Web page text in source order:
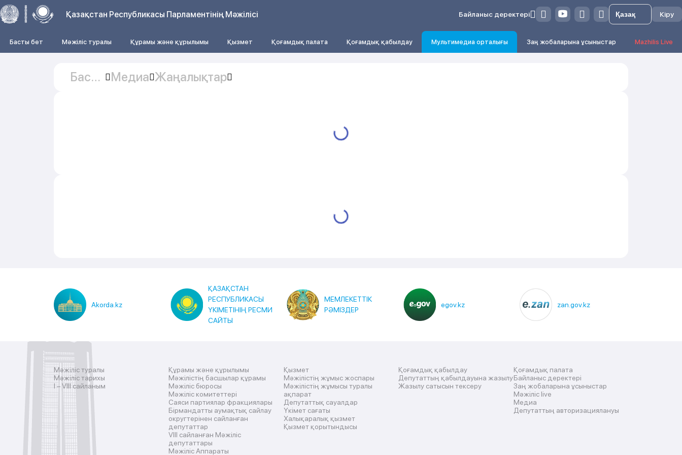
Қазақстан Республикасы Парламентінің Мәжілісі Байланыс деректері Кіру
Басты бет Мәжіліс туралы Құрамы және құрылымы Қызмет Қоғамдық палата Қоғамдық қабылдау Мультимедиа орталығы Заң жобаларына ұсыныстар Mazhilis Live
Басты
Медиа Жаңалықтар
Akorda.kz
ҚАЗАҚСТАН
РЕСПУБЛИКАСЫ
ҮКІМЕТІНІҢ РЕСМИ
САЙТЫ
МЕМЛЕКЕТТІК
РӘМІЗДЕР
egov.kz zan.gov.kz
Мәжіліс туралы
Мәжіліс тарихы
I – VIII сайланым
Құрамы және құрылымы
Мәжілістің басшылар құрамы
Мәжіліс бюросы
Мәжіліс комитеттері
Саяси партиялар фракциялары
Бірмандатты аумақтық сайлау
округтерінен сайланған
депутаттар
VIII сайланған Мәжіліс
депутаттары
Мәжіліс Аппараты
Қызмет
Мәжілістің жұмыс жоспары
Мәжілістің жұмысы туралы
ақпарат
Депутаттық сауалдар
Үкімет сағаты
Халықаралық қызмет
Қызмет қорытындысы
Қоғамдық қабылдау
Депутаттың қабылдауына жазылу
Жазылу сатысын тексеру
Қоғамдық палата
Байланыс деректері
Заң жобаларына ұсыныстар
Мәжіліс live
Медиа
Депутаттың авторизациялануы